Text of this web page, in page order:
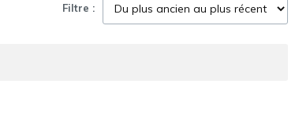
Filtre :